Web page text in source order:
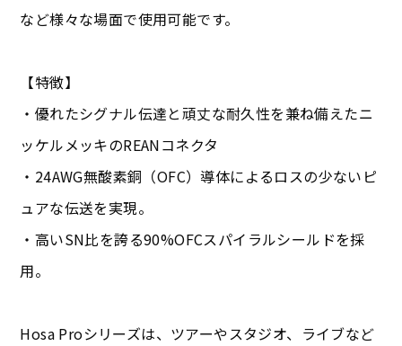
など様々な場面で使用可能です。
【特徴】
・優れたシグナル伝達と頑丈な耐久性を兼ね備えたニ
ッケルメッキのREANコネクタ
・24AWG無酸素銅（OFC）導体によるロスの少ないピ
ュアな伝送を実現。
・高いSN比を誇る90%OFCスパイラルシールドを採
用。
Hosa Proシリーズは、ツアーやスタジオ、ライブなど